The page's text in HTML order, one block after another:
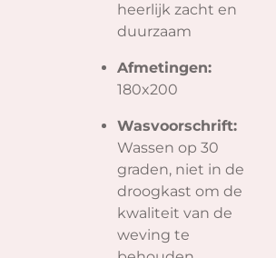
heerlijk zacht en
duurzaam
Afmetingen:
180x200
Wasvoorschrift:
Wassen op 30
graden, niet in de
droogkast om de
kwaliteit van de
weving te